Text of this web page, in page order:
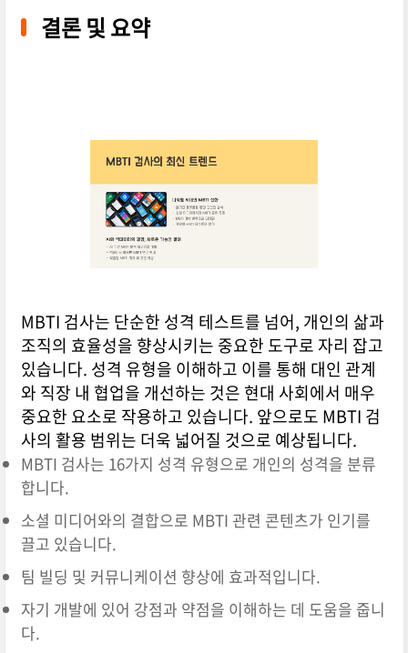
결론 및 요약
MBTI 검사는 단순한 성격 테스트를 넘어, 개인의 삶과
조직의 효율성을 향상시키는 중요한 도구로 자리 잡고
있습니다. 성격 유형을 이해하고 이를 통해 대인 관계
와 직장 내 협업을 개선하는 것은 현대 사회에서 매우
중요한 요소로 작용하고 있습니다. 앞으로도 MBTI 검
사의 활용 범위는 더욱 넓어질 것으로 예상됩니다.
MBTI 검사는 16가지 성격 유형으로 개인의 성격을 분류
합니다.
소셜 미디어와의 결합으로 MBTI 관련 콘텐츠가 인기를
끌고 있습니다.
팀 빌딩 및 커뮤니케이션 향상에 효과적입니다.
자기 개발에 있어 강점과 약점을 이해하는 데 도움을 줍니
다.